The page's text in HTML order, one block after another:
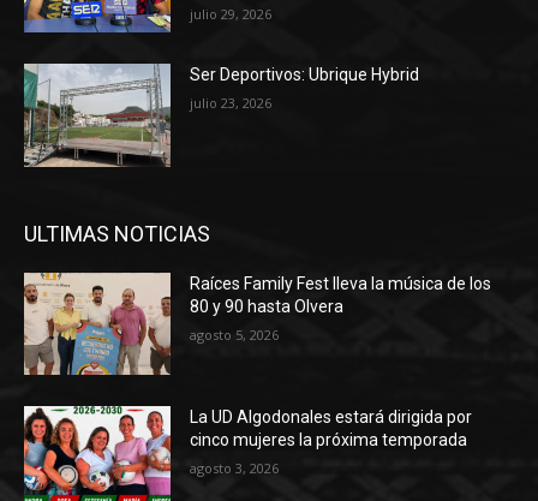
julio 29, 2026
Ser Deportivos: Ubrique Hybrid
julio 23, 2026
ULTIMAS NOTICIAS
Raíces Family Fest lleva la música de los
80 y 90 hasta Olvera
agosto 5, 2026
La UD Algodonales estará dirigida por
cinco mujeres la próxima temporada
agosto 3, 2026